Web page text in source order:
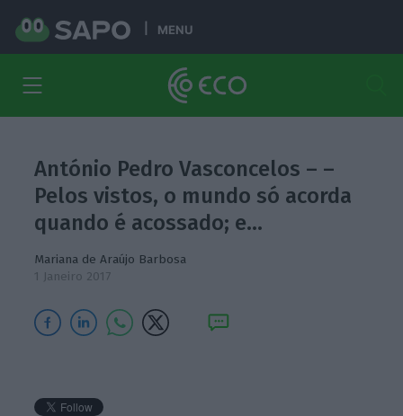
MENU
António Pedro Vasconcelos – –
Pelos vistos, o mundo só acorda
quando é acossado; e…
Mariana de Araújo Barbosa
1 Janeiro 2017